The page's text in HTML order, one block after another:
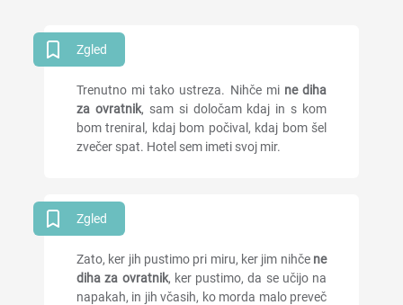
Zgled
Trenutno mi tako ustreza. Nihče mi ne diha
za ovratnik, sam si določam kdaj in s kom
bom treniral, kdaj bom počival, kdaj bom šel
zvečer spat. Hotel sem imeti svoj mir.
Zgled
Zato, ker jih pustimo pri miru, ker jim nihče ne
diha za ovratnik, ker pustimo, da se učijo na
napakah, in jih včasih, ko morda malo preveč